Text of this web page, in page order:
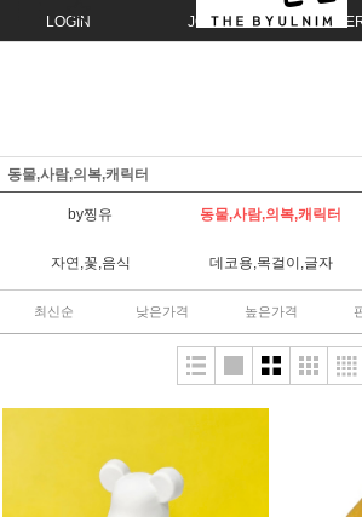
LOGIN JOIN
동물,사람,의복,캐릭터
by찡유 동물,사람,의복,캐릭터
자연,꽃,음식 데코용,목걸이,글자
최신순 낮은가격 높은가격